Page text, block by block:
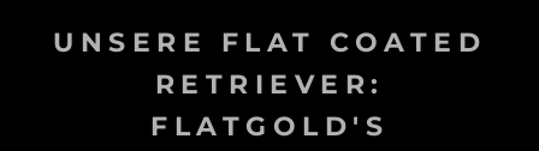
UNSERE FLAT COATED
RETRIEVER:
FLATGOLD'S